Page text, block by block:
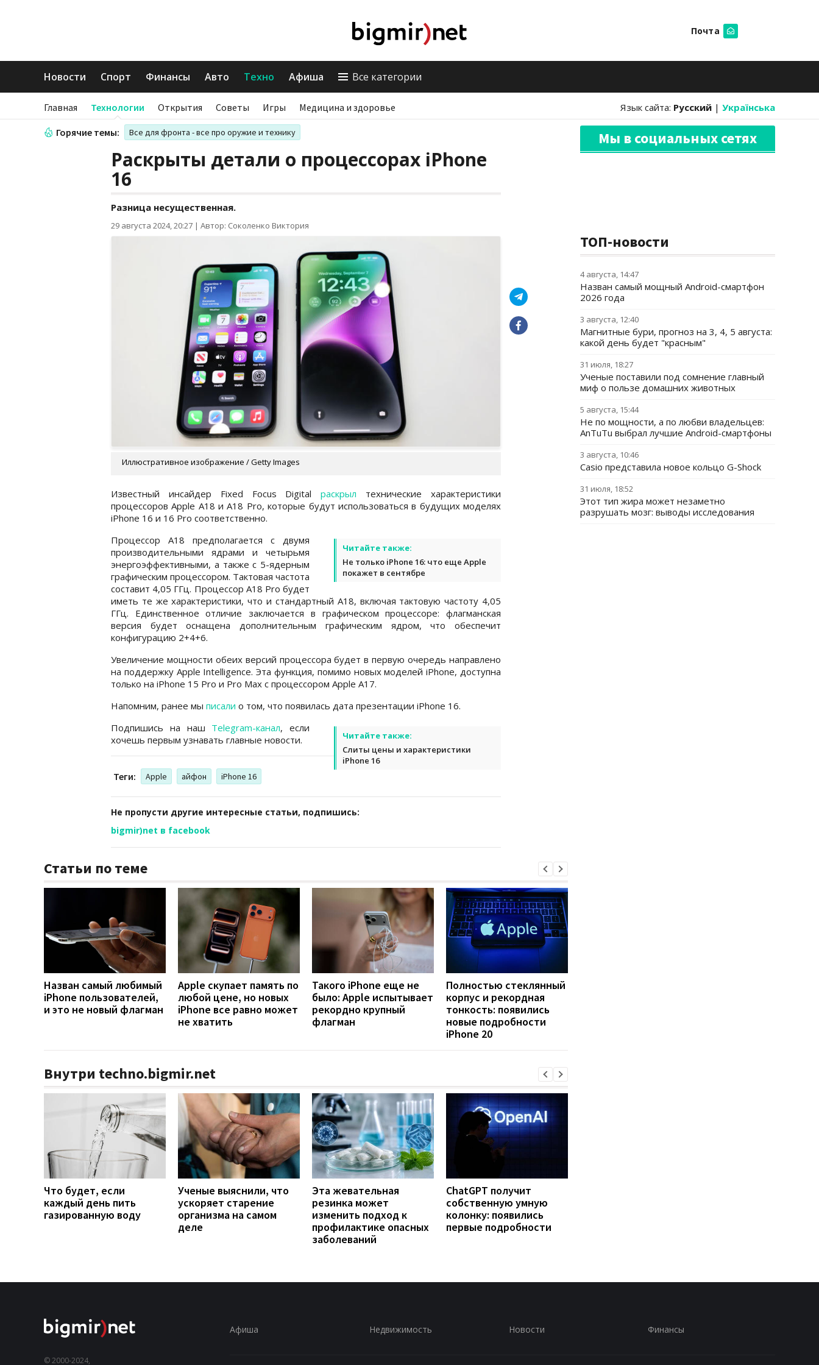
Почта
Новости Спорт Финансы Авто Техно Афиша Все категории
Главная Технологии Открытия Советы Игры Медицина и здоровье Язык сайта: Русский | Українська
Горячие темы: Все для фронта - все про оружие и технику
Раскрыты детали о процессорах iPhone
16
Разница несущественная.
29 августа 2024, 20:27 | Автор: Соколенко Виктория
Иллюстративное изображение / Getty Images
Известный инсайдер Fixed Focus Digitalраскрыл технические характеристики
процессоров Apple A18 и A18 Pro, которые будут использоваться в будущих моделях
iPhone 16 и 16 Pro соответственно.
Читайте также:
Не только iPhone 16: что еще Apple
покажет в сентябре
Процессор A18 предполагается с двумя
производительными ядрами и четырьмя
энергоэффективными, а также с 5-ядерным
графическим процессором. Тактовая частота
составит 4,05 ГГц. Процессор A18 Pro будет
иметь те же характеристики, что и стандартный A18, включая тактовую частоту 4,05
ГГц. Единственное отличие заключается в графическом процессоре: флагманская
версия будет оснащена дополнительным графическим ядром, что обеспечит
конфигурацию 2+4+6.
Увеличение мощности обеих версий процессора будет в первую очередь направлено
на поддержку Apple Intelligence. Эта функция, помимо новых моделей iPhone, доступна
только на iPhone 15 Pro и Pro Max с процессором Apple A17.
Напомним, ранее мы писали о том, что появилась дата презентации iPhone 16.
Читайте также:
Слиты цены и характеристики
iPhone 16
Подпишись на наш Telegram-канал, если
хочешь первым узнавать главные новости.
Теги: Apple айфон iPhone 16
Не пропусти другие интересные статьи, подпишись:
bigmir)net в facebook
Статьи по теме
Назван самый любимый
iPhone пользователей,
и это не новый флагман
Apple скупает память по
любой цене, но новых
iPhone все равно может
не хватить
Такого iPhone еще не
было: Apple испытывает
рекордно крупный
флагман
Полностью стеклянный
корпус и рекордная
тонкость: появились
новые подробности
iPhone 20
Внутри techno.bigmir.net
Что будет, если
каждый день пить
газированную воду
Ученые выяснили, что
ускоряет старение
организма на самом
деле
Эта жевательная
резинка может
изменить подход к
профилактике опасных
заболеваний
ChatGPT получит
собственную умную
колонку: появились
первые подробности
Мы в социальных сетях
ТОП-новости
4 августа, 14:47
Назван самый мощный Android-смартфон
2026 года
3 августа, 12:40
Магнитные бури, прогноз на 3, 4, 5 августа:
какой день будет "красным"
31 июля, 18:27
Ученые поставили под сомнение главный
миф о пользе домашних животных
5 августа, 15:44
Не по мощности, а по любви владельцев:
AnTuTu выбрал лучшие Android-смартфоны
3 августа, 10:46
Casio представила новое кольцо G-Shock
31 июля, 18:52
Этот тип жира может незаметно
разрушать мозг: выводы исследования
© 2000-2024,
Афиша Недвижимость Новости Финансы